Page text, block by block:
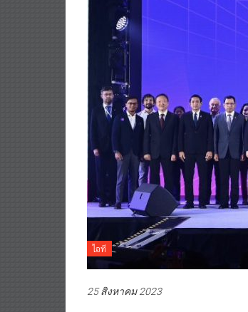
ไอที
25 สิงหาคม 2023